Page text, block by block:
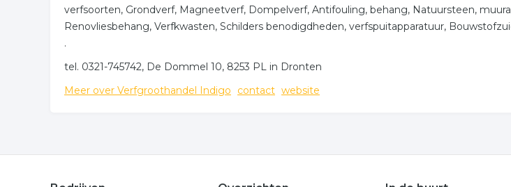
verfsoorten, Grondverf, Magneetverf, Dompelverf, Antifouling, behang, Natuursteen,
Renovliesbehang, Verfkwasten, Schilders benodigdheden, verfspuitapparatuur,
.
tel. 0321-745742, De Dommel 10, 8253 PL in Dronten
Meer over Verfgroothandel Indigo
contact website